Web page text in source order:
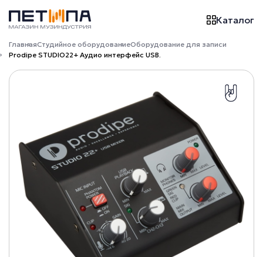
Каталог
ГлавнаяСтудийное оборудованиеОборудование для записи
Prodipe STUDIO22+ Аудио интерфейс USB.